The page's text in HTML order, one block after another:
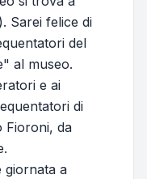
Sarei felice di
del
al museo.
e ai
di
Fioroni, da
giornata a